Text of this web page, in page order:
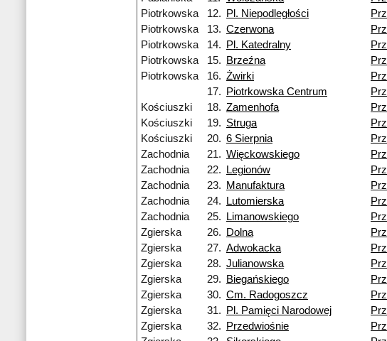
Piotrkowska
12. Pl. Niepodległości
Piotrkowska
13. Czerwona
Piotrkowska
14. Pl. Katedralny
Piotrkowska
15. Brzeźna
Piotrkowska
16. Żwirki
17.
Piotrkowska Centrum
Kościuszki
18. Zamenhofa
Kościuszki
19. Struga
Kościuszki
20. 6 Sierpnia
Zachodnia
21. Więckowskiego
Zachodnia
22. Legionów
Zachodnia
23. Manufaktura
Zachodnia
24. Lutomierska
Zachodnia
25. Limanowskiego
Zgierska
26. Dolna
Zgierska
27. Adwokacka
Zgierska
28. Julianowska
Zgierska
29. Biegańskiego
Zgierska
30. Cm. Radogoszcz
Zgierska
31. Pl. Pamięci Narodowej
Zgierska
32. Przedwiośnie